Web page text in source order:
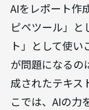
AIをレポート作
ピペツール」と
ト」として使い
が問題になるの
成されたテキス
こでは、AIの力